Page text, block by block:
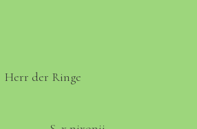
Herr der Ringe